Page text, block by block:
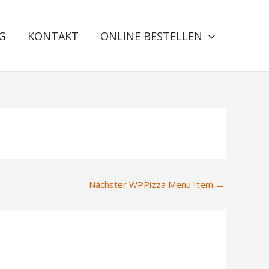
KONTAKT ONLINE BESTELLEN
Nächster WPPizza Menu Item →